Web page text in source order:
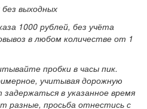
выходных
1000 рублей, без учёта
в любом количестве от 1
пробки в часы пик.
учитывая дорожную
в указанное время
разные, просьба отнестись с